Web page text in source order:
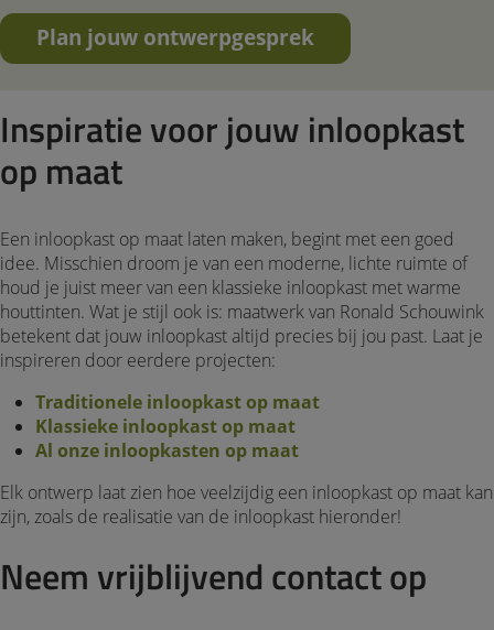
Plan jouw ontwerpgesprek
Inspiratie voor jouw inloopkast
op maat
Een inloopkast op maat laten maken, begint met een goed
idee. Misschien droom je van een moderne, lichte ruimte of
houd je juist meer van een klassieke inloopkast met warme
houttinten. Wat je stijl ook is: maatwerk van Ronald Schouwink
betekent dat jouw inloopkast altijd precies bij jou past. Laat je
inspireren door eerdere projecten:
Traditionele inloopkast op maat
Klassieke inloopkast op maat
Al onze inloopkasten op maat
Elk ontwerp laat zien hoe veelzijdig een inloopkast op maat kan
zijn, zoals de realisatie van de inloopkast hieronder!
Neem vrijblijvend contact op